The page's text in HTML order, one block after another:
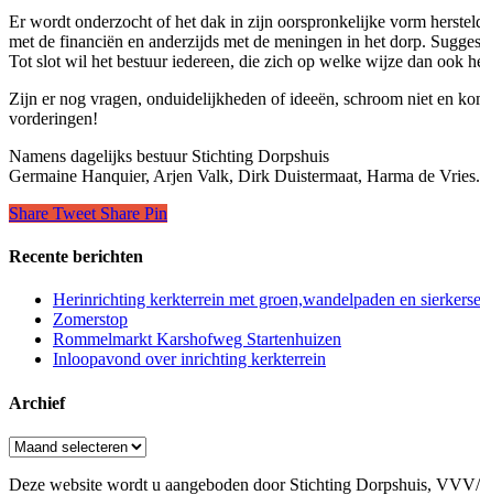
Er wordt onderzocht of het dak in zijn oorspronkelijke vorm
met de financiën en anderzijds met de meningen in het dorp.
Tot slot wil het bestuur iedereen, die zich op welke wijze dan ook
Zijn er nog vragen, onduidelijkheden of ideeën, schroom niet en
vorderingen!
Namens dagelijks bestuur Stichting Dorpshuis
Germaine Hanquier, Arjen Valk, Dirk Duistermaat, Harma de Vries.
Share Tweet Share Pin
Recente berichten
Herinrichting kerkterrein met groen,wandelpaden en
Zomerstop
Rommelmarkt Karshofweg Startenhuizen
Inloopavond over inrichting kerkterrein
Archief
Archief
Deze website wordt u aangeboden door Stichting Dorpshuis,